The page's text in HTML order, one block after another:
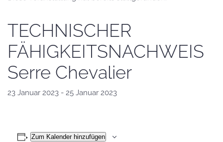
TECHNISCHER
FÄHIGKEITSNACHWEIS
Serre Chevalier
23 Januar 2023 - 25 Januar 2023
Zum Kalender hinzufügen